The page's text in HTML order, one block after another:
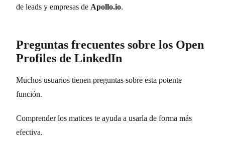
de leads y empresas de Apollo.io.
Preguntas frecuentes sobre los Open
Profiles de LinkedIn
Muchos usuarios tienen preguntas sobre esta potente
función.
Comprender los matices te ayuda a usarla de forma más
efectiva.